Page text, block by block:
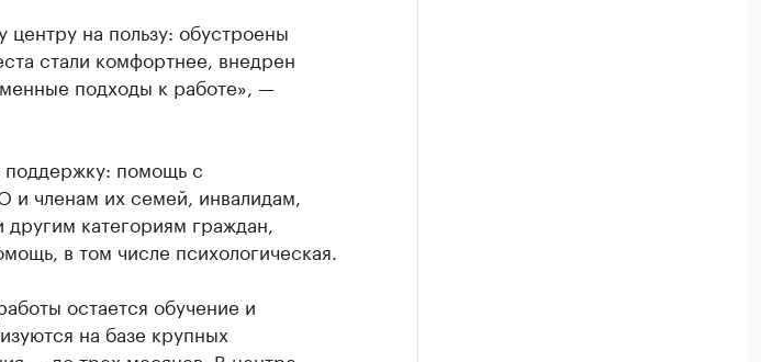
на пользу: обустроены
стали комфортнее, внедрен
подходы к работе», —
помощь с
и членам их семей, инвалидам,
категориям граждан,
в том числе психологическая.
остается обучение и
на базе крупных